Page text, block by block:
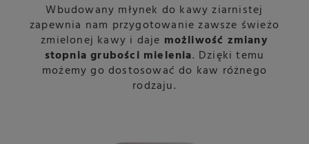
Wbudowany młynek do kawy ziarnistej
zapewnia nam przygotowanie zawsze świeżo
zmielonej kawy i daje możliwość zmiany
stopnia grubości mielenia. Dzięki temu
możemy go dostosować do kaw różnego
rodzaju.